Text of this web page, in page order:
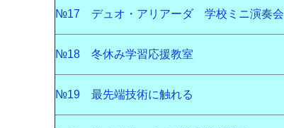
№17 デュオ・アリアーダ 学校ミニ演奏会
№18 冬休み学習応援教室
№19 最先端技術に触れる